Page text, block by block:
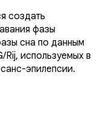
создать
фазы
сна по данным
Rij, используемых в
эпилепсии.